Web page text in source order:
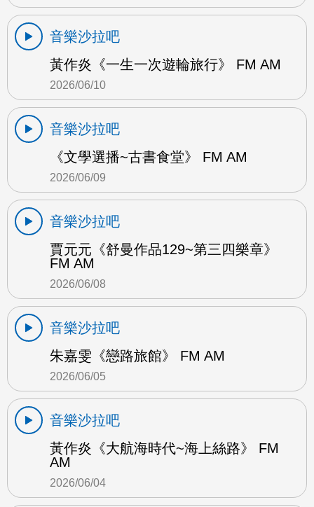
音樂沙拉吧
黃作炎《一生一次遊輪旅行》 FM AM
2026/06/10
音樂沙拉吧
《文學選播~古書食堂》 FM AM
2026/06/09
音樂沙拉吧
賈元元《舒曼作品129~第三四樂章》
FM AM
2026/06/08
音樂沙拉吧
朱嘉雯《戀路旅館》 FM AM
2026/06/05
音樂沙拉吧
黃作炎《大航海時代~海上絲路》 FM
AM
2026/06/04